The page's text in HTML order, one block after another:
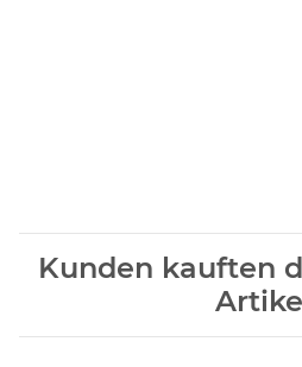
Kunden kauften